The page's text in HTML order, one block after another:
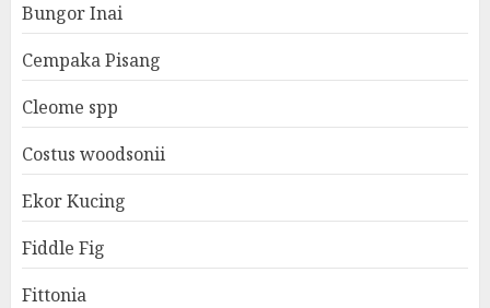
Bungor Inai
Cempaka Pisang
Cleome spp
Costus woodsonii
Ekor Kucing
Fiddle Fig
Fittonia